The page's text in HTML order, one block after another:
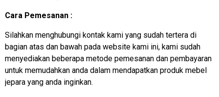
Cara Pemesanan :
Silahkan menghubungi kontak kami yang sudah tertera di
bagian atas dan bawah pada website kami ini, kami sudah
menyediakan beberapa metode pemesanan dan pembayaran
untuk memudahkan anda dalam mendapatkan produk mebel
jepara yang anda inginkan.